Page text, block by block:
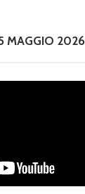
MAGGIO 2026